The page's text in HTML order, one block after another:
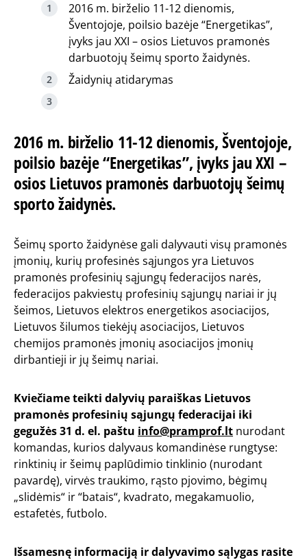
2016 m. birželio 11-12 dienomis,
Šventojoje, poilsio bazėje “Energetikas”,
įvyks jau XXI – osios Lietuvos pramonės
darbuotojų šeimų sporto žaidynės.
Žaidynių atidarymas
2016 m. birželio 11-12 dienomis, Šventojoje,
poilsio bazėje “Energetikas”, įvyks jau XXI –
osios Lietuvos pramonės darbuotojų šeimų
sporto žaidynės.
Šeimų sporto žaidynėse gali dalyvauti visų pramonės
įmonių, kurių profesinės sąjungos yra Lietuvos
pramonės profesinių sąjungų federacijos narės,
federacijos pakviestų profesinių sąjungų nariai ir jų
šeimos, Lietuvos elektros energetikos asociacijos,
Lietuvos šilumos tiekėjų asociacijos, Lietuvos
chemijos pramonės įmonių asociacijos įmonių
dirbantieji ir jų šeimų nariai.
Kviečiame teikti dalyvių paraiškas Lietuvos
pramonės profesinių sąjungų federacijai iki
gegužės 31 d. el. paštu info@pramprof.lt nurodant
komandas, kurios dalyvaus komandinėse rungtyse:
rinktinių ir šeimų paplūdimio tinklinio (nurodant
pavardę), virvės traukimo, rąsto pjovimo, bėgimų
„slidėmis“ ir “batais“, kvadrato, megakamuolio,
estafetės, futbolo.
Išsamesnę informaciją ir dalyvavimo sąlygas rasite